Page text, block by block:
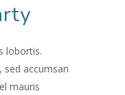
lobortis.
accumsan
mauris